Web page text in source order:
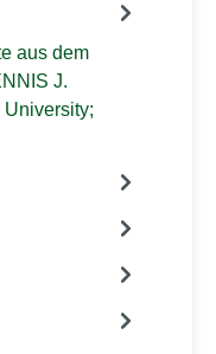
aus dem
J.